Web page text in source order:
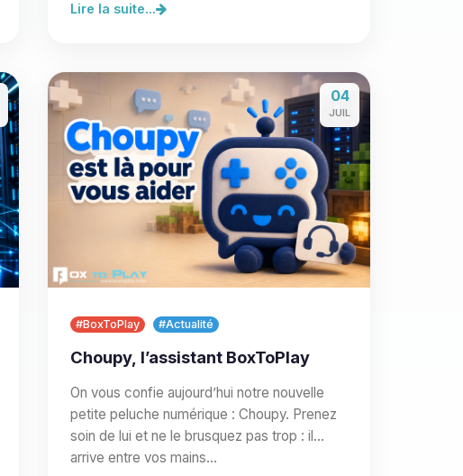
Lire la suite...
04
JUIL
#BoxToPlay #Actualité
Choupy, l’assistant BoxToPlay
On vous confie aujourd’hui notre nouvelle
petite peluche numérique : Choupy. Prenez
soin de lui et ne le brusquez pas trop : il
arrive entre vos mains…